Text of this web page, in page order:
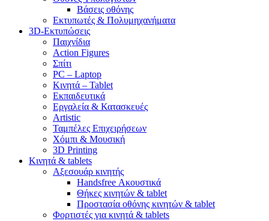
Βάσεις οθόνης
Εκτυπωτές & Πολυμηχανήματα
3D-Εκτυπώσεις
Παιχνίδια
Action Figures
Σπίτι
PC – Laptop
Κινητά – Tablet
Εκπαιδευτικά
Εργαλεία & Κατασκευές
Artistic
Ταμπέλες Επιχειρήσεων
Χόμπι & Μουσική
3D Printing
Κινητά & tablets
Αξεσουάρ κινητής
Handsfree Ακουστικά
Θήκες κινητών & tablet
Προστασία οθόνης κινητών & tablet
Φορτιστές για κινητά & tablets